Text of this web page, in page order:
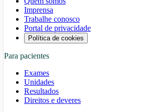
Imprensa
Trabalhe conosco
Portal de privacidade
Política de cookies
Para pacientes
Exames
Unidades
Resultados
Direitos e deveres